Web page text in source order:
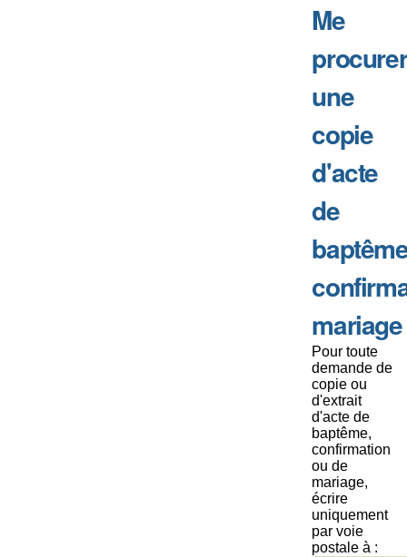
Me
procurer
une
copie
d'acte
de
mariage
Pour toute
demande de
copie ou
d'extrait
d'acte de
baptême,
confirmation
ou de
mariage,
écrire
uniquement
par voie
postale à :